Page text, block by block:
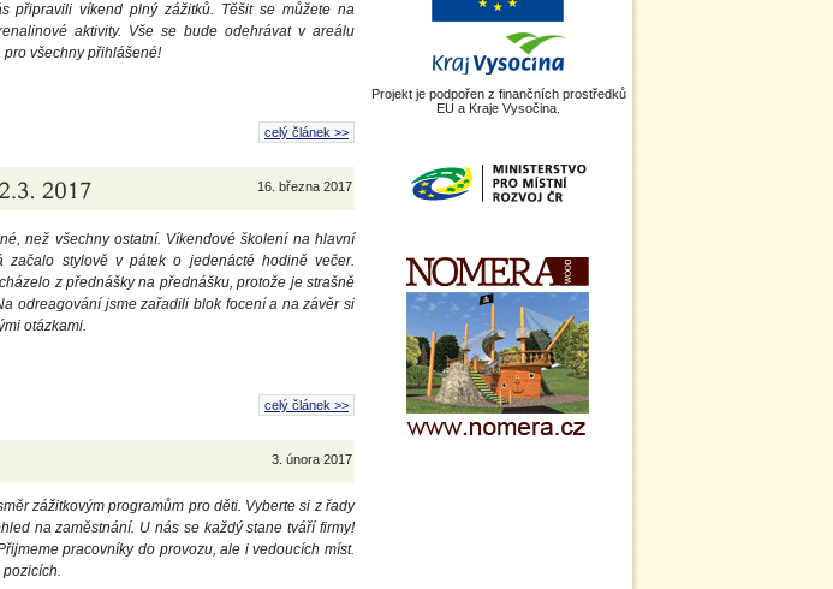
připravili víkend plný zážitků. Těšit se můžete na
aktivity. Vše se bude odehrávat v areálu
všechny přihlášené!
celý článek >>
16. března 2017
než všechny ostatní. Víkendové školení na hlavní
začalo stylově v pátek o jedenácté hodině večer.
z přednášky na přednášku, protože je strašně
odreagování jsme zařadili blok focení a na závěr si
otázkami.
celý článek >>
3. února 2017
zážitkovým programům pro děti. Vyberte si z řady
na zaměstnání. U nás se každý stane tváří firmy!
pracovníky do provozu, ale i vedoucích míst.
Projekt je podpořen z finančních prostředků
EU a Kraje Vysočina.